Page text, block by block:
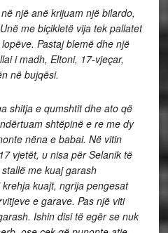
një anë krijuam një bilardo,
me biçikletë vija tek pallatet
Pastaj blemë dhe një
i madh, Eltoni, 17-vjeçar,
në bujqësi.
shitja e qumshtit dhe ato që
shtëpinë e re me dy
nëna e babai. Në vitin
vjetët, u nisa për Selanik të
me kuaj garash
kuajt, ngrija pengesat
e garave. Pas një viti
Ishin disi të egër se nuk